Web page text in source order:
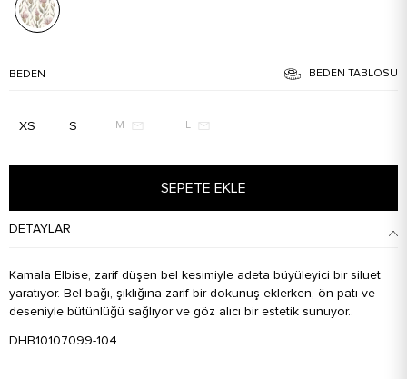
BEDEN BEDEN TABLOSU
XS S M L
SEPETE EKLE
DETAYLAR
Kamala Elbise, zarif düşen bel kesimiyle adeta büyüleyici bir siluet
yaratıyor. Bel bağı, şıklığına zarif bir dokunuş eklerken, ön patı ve
deseniyle bütünlüğü sağlıyor ve göz alıcı bir estetik sunuyor..
DHB10107099-104